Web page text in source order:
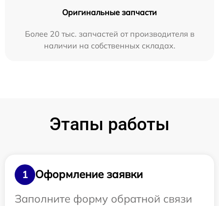
Оригинальные запчасти
Более 20 тыс. запчастей от производителя в
наличии на собственных складах.
Этапы работы
1
Оформление заявки
Заполните форму обратной связи